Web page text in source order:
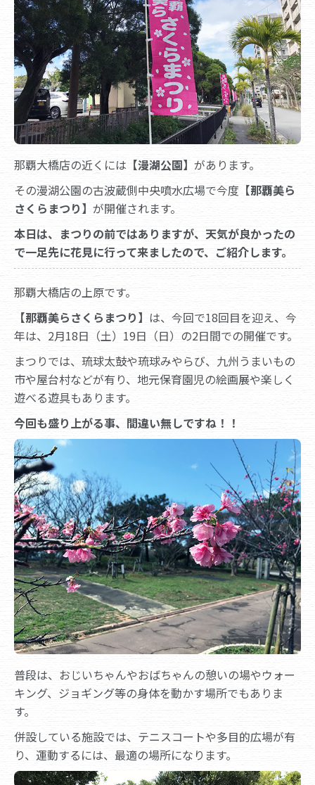
那覇大橋店の近くには 【漫湖公園】 があります。
その漫湖公園の古波蔵側中央噴水広場で今度 【那覇美ら
さくらまつり】 が開催されます。
本日は、まつりの前ではありますが、天気が良かったの
で一足先に花見に行って来ましたので、ご紹介します。
那覇大橋店の上原です。
【那覇美らさくらまつり】 は、今回で18回目を迎え、今
年は、2月18日（土）19日（日）の2日間での開催です。
まつりでは、琉球太鼓や琉球みやらび、九州うまいもの
市や屋台村などが有り、地元保育園児の絵画展や楽しく
遊べる遊具もあります。
今回も盛り上がる事、間違い無しですね！！
普段は、おじいちゃんやおばちゃんの憩いの場やウォー
キング、ジョギング等の身体を動かす場所でもありま
す。
併設している施設では、テニスコートや多目的広場が有
り、運動するには、最適の場所になります。